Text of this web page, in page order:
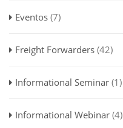
Eventos (7)
Freight Forwarders (42)
Informational Seminar (1)
Informational Webinar (4)